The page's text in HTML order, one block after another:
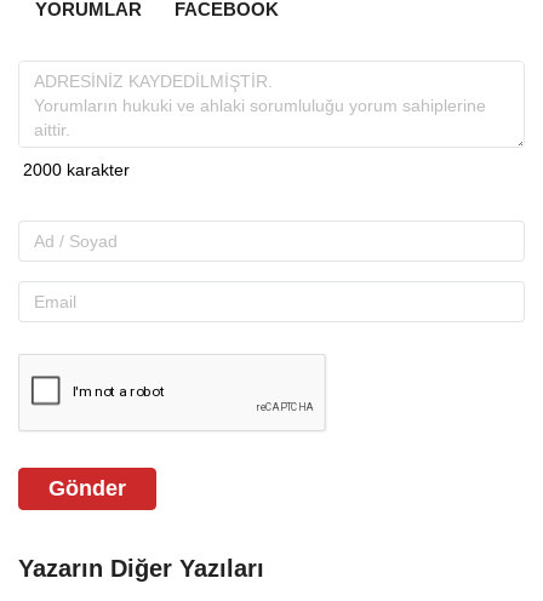
YORUMLAR FACEBOOK
Gönder
Yazarın Diğer Yazıları